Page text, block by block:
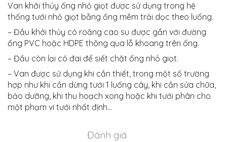
Van khởi thủy ống nhỏ giọt được sử dụng trong hệ
thống tưới nhỏ giọt bằng ống mềm trải dọc theo luống.
– Đầu khởi thủy có roăng cao su được gắn với đường
ống PVC hoặc HDPE thông qua lỗ khoang trên ống.
– Đầu còn lại có đai để siết chặt ống nhỏ giọt.
– Van được sử dụng khi cần thiết, trong một số trường
hợp như khi cần dừng tưới 1 luống cây, khi cần sửa chữa,
bảo dưỡng, khi thu hoạch xong hoặc khi tưới phân cho
một phạm vi tưới nhất định…
Đánh giá